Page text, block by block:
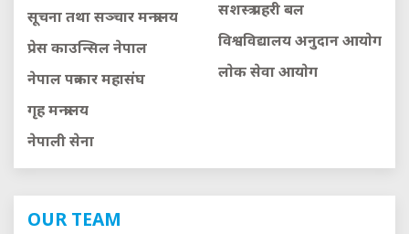
सूचना तथा सञ्चार मन्त्रालय
प्रेस काउन्सिल नेपाल
नेपाल पत्रकार महासंघ
गृह मन्त्रालय
नेपाली सेना
सशस्त्र प्रहरी बल
विश्वविद्यालय अनुदान आयाेग
लाेक सेवा आयाेग
OUR TEAM